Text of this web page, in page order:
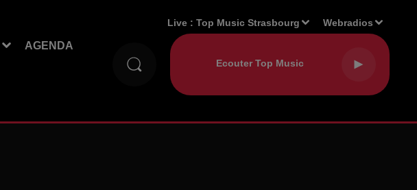
AGENDA
Live :Top Music Strasbourg Webradios